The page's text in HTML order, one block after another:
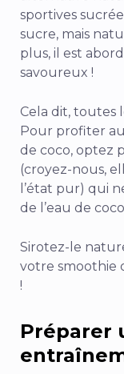
sportives
sucre, mais
plus, il est
savoureux !
Cela dit, toutes
Pour profiter
de coco, optez
(croyez-nous,
l’état pur) qui
de l’eau de
Sirotez-le
votre smoothie
!
Préparer